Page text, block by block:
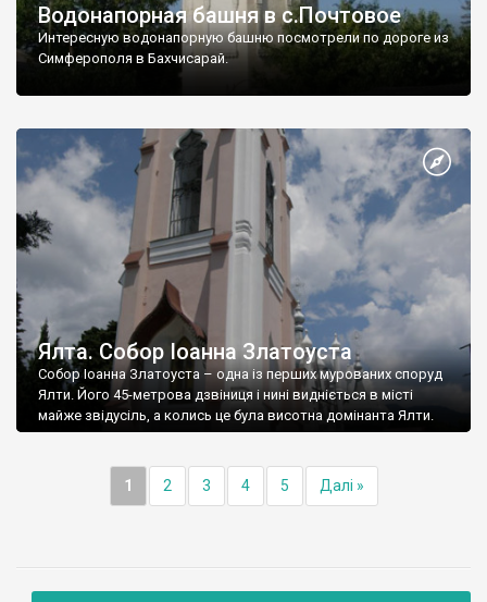
Водонапорная башня в с.Почтовое
Интересную водонапорную башню посмотрели по дороге из
Симферополя в Бахчисарай.
Ялта. Собор Іоанна Златоуста
Собор Іоанна Златоуста – одна із перших мурованих споруд
Ялти. Його 45-метрова дзвіниця і нині видніється в місті
майже звідусіль, а колись це була висотна домінанта Ялти.
1 2 3 4 5 Далі »